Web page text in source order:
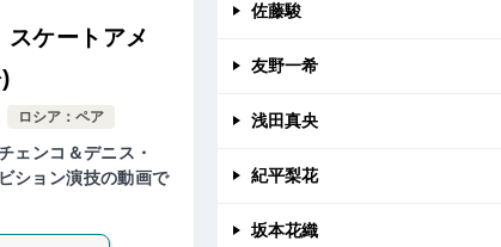
ケートアメ
ロシア：ペア
ェンコ＆デニス・
ション演技の動画で
佐藤駿
友野一希
浅田真央
紀平梨花
坂本花織